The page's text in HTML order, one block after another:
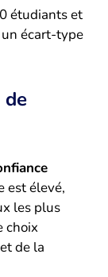
étudiants et
écart-type
de
est élevé,
les plus
choix
de la